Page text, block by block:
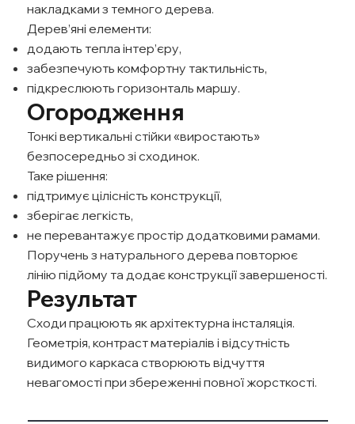
накладками з темного дерева.
Дерев’яні елементи:
додають тепла інтер’єру,
забезпечують комфортну тактильність,
підкреслюють горизонталь маршу.
Огородження
Тонкі вертикальні стійки «виростають»
безпосередньо зі сходинок.
Таке рішення:
підтримує цілісність конструкції,
зберігає легкість,
не перевантажує простір додатковими рамами.
Поручень з натурального дерева повторює
лінію підйому та додає конструкції завершеності.
Результат
Сходи працюють як архітектурна інсталяція.
Геометрія, контраст матеріалів і відсутність
видимого каркаса створюють відчуття
невагомості при збереженні повної жорсткості.